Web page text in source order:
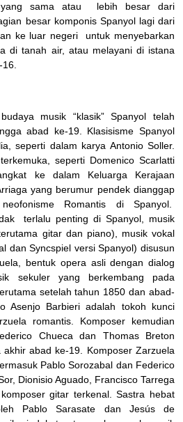
yang sama atau lebih besar dari
besar komponis Spanyol lagi dari
ke luar negeri untuk menyebarkan
di tanah air, atau melayani di istana
musik “klasik” Spanyol telah
abad ke-19. Klasisisme Spanyol
seperti dalam karya Antonio Soller.
seperti Domenico Scarlatti
ke dalam Keluarga Kerajaan
yang berumur pendek dianggap
Romantis di Spanyol.
terlalu penting di Spanyol, musik
gitar dan piano), musik vokal
dan Syncspiel versi Spanyol) disusun
bentuk opera asli dengan dialog
sekuler yang berkembang pada
setelah tahun 1850 dan abad-
Asenjo Barbieri adalah tokoh kunci
romantis. Komposer kemudian
Chueca dan Thomas Breton
abad ke-19. Komposer Zarzuela
Pablo Sorozabal dan Federico
Dionisio Aguado, Francisco Tarrega
gitar terkenal. Sastra hebat
Pablo Sarasate dan Jesús de